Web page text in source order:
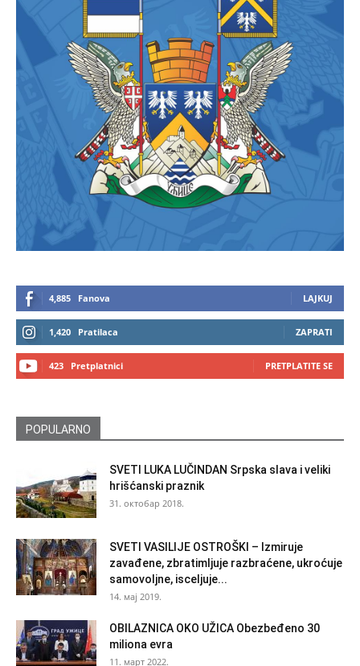
4,885 Fanova LAJKUJ
1,420 Pratilaca ZAPRATI
423 Pretplatnici PRETPLATITE SE
POPULARNO
SVETI LUKA LUČINDAN Srpska slava i veliki
hrišćanski praznik
31. октобар 2018.
SVETI VASILIJE OSTROŠKI – Izmiruje
zavađene, zbratimljuje razbraćene, ukroćuje
samovoljne, isceljuje...
14. мај 2019.
OBILAZNICA OKO UŽICA Obezbeđeno 30
miliona evra
11. март 2022.